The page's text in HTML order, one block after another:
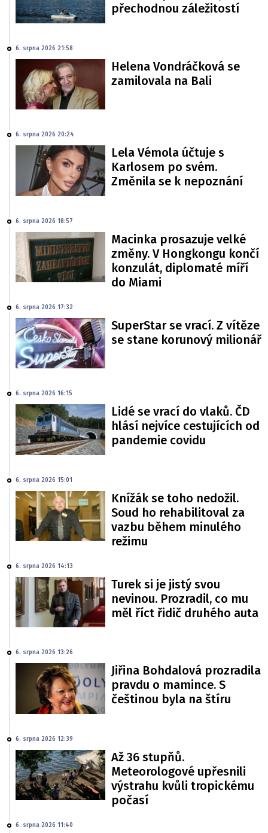
přechodnou záležitostí
6. srpna 2026 21:58
Helena Vondráčková se
zamilovala na Bali
6. srpna 2026 20:24
Lela Vémola účtuje s
Karlosem po svém.
Změnila se k nepoznání
6. srpna 2026 18:57
Macinka prosazuje velké
změny. V Hongkongu končí
konzulát, diplomaté míří
do Miami
6. srpna 2026 17:32
SuperStar se vrací. Z vítěze
se stane korunový milionář
6. srpna 2026 16:15
Lidé se vrací do vlaků. ČD
hlásí nejvíce cestujících od
pandemie covidu
6. srpna 2026 15:01
Knížák se toho nedožil.
Soud ho rehabilitoval za
vazbu během minulého
režimu
6. srpna 2026 14:13
Turek si je jistý svou
nevinou. Prozradil, co mu
měl říct řidič druhého auta
6. srpna 2026 13:26
Jiřina Bohdalová prozradila
pravdu o mamince. S
češtinou byla na štíru
6. srpna 2026 12:39
Až 36 stupňů.
Meteorologové upřesnili
výstrahu kvůli tropickému
počasí
6. srpna 2026 11:40